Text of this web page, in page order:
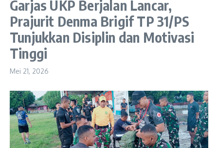
Garjas UKP Berjalan Lancar,
Prajurit Denma Brigif TP 31/PS
Tunjukkan Disiplin dan Motivasi
Tinggi
Mei 21, 2026